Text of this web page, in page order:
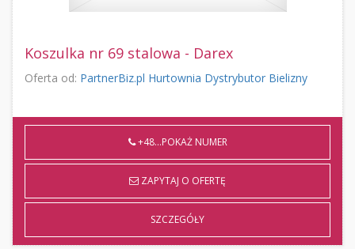
Koszulka nr 69 stalowa - Darex
Oferta od: PartnerBiz.pl Hurtownia Dystrybutor Bielizny
+48...POKAŻ NUMER
ZAPYTAJ O OFERTĘ
SZCZEGÓŁY